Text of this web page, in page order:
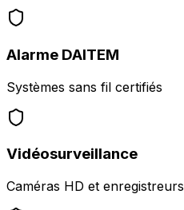
Alarme DAITEM
Systèmes sans fil certifiés
Vidéosurveillance
Caméras HD et enregistreurs